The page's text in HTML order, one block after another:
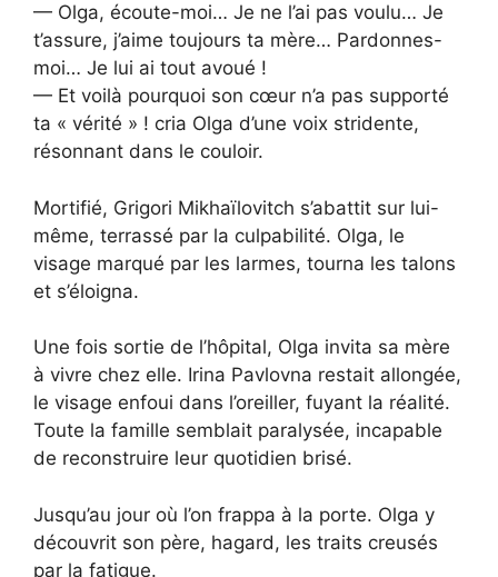
— Olga, écoute-moi… Je ne l’ai pas voulu… Je
t’assure, j’aime toujours ta mère… Pardonnes-
moi… Je lui ai tout avoué !
— Et voilà pourquoi son cœur n’a pas supporté
ta « vérité » ! cria Olga d’une voix stridente,
résonnant dans le couloir.
Mortifié, Grigori Mikhaïlovitch s’abattit sur lui-
même, terrassé par la culpabilité. Olga, le
visage marqué par les larmes, tourna les talons
et s’éloigna.
Une fois sortie de l’hôpital, Olga invita sa mère
à vivre chez elle. Irina Pavlovna restait allongée,
le visage enfoui dans l’oreiller, fuyant la réalité.
Toute la famille semblait paralysée, incapable
de reconstruire leur quotidien brisé.
Jusqu’au jour où l’on frappa à la porte. Olga y
découvrit son père, hagard, les traits creusés
par la fatigue.